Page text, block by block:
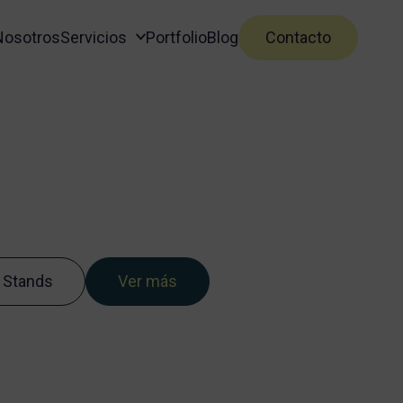
Servicios PortfolioBlog Contacto
Ver más